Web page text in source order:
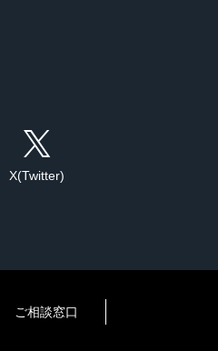
X(Twitter)
ご相談窓口